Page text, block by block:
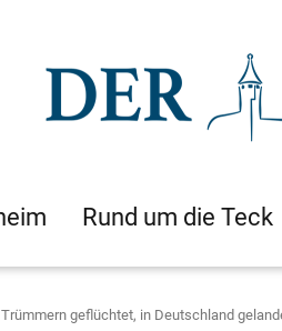
Rund um die Teck
geflüchtet, in Deutschland